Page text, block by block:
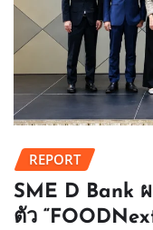
REPORT
SME D Bank
ตัว